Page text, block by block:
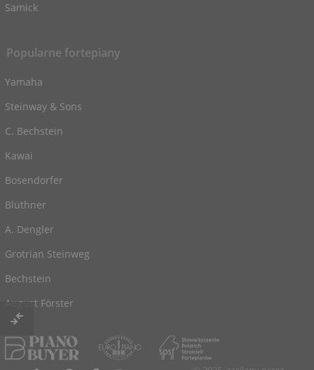
Samick
Popularne fortepiany
Yamaha
Steinway & Sons
C. Bechstein
Kawai
Bosendorfer
Blüthner
A. Dengler
Grotrian Steinweg
Bechstein
August Förster